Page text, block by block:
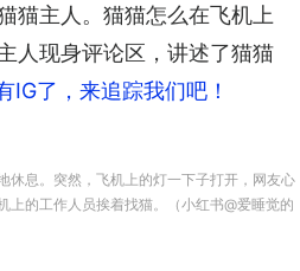
猫主人。猫猫怎么在飞机上
人现身评论区，讲述了猫猫
IG了，来追踪我们吧！
休息。突然，飞机上的灯一下子打开，网友心
上的工作人员挨着找猫。（小红书@爱睡觉的